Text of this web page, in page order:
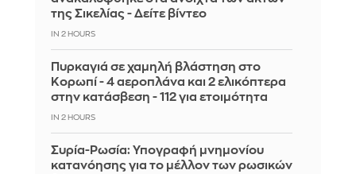
της Σικελίας - Δείτε βίντεο
IN 2 HOURS
Πυρκαγιά σε χαμηλή βλάστηση στο
Κορωπί - 4 αεροπλάνα και 2 ελικόπτερα
στην κατάσβεση - 112 για ετοιμότητα
IN 2 HOURS
Συρία-Ρωσία: Υπογραφή μνημονίου
κατανόησης για το μέλλον των ρωσικών